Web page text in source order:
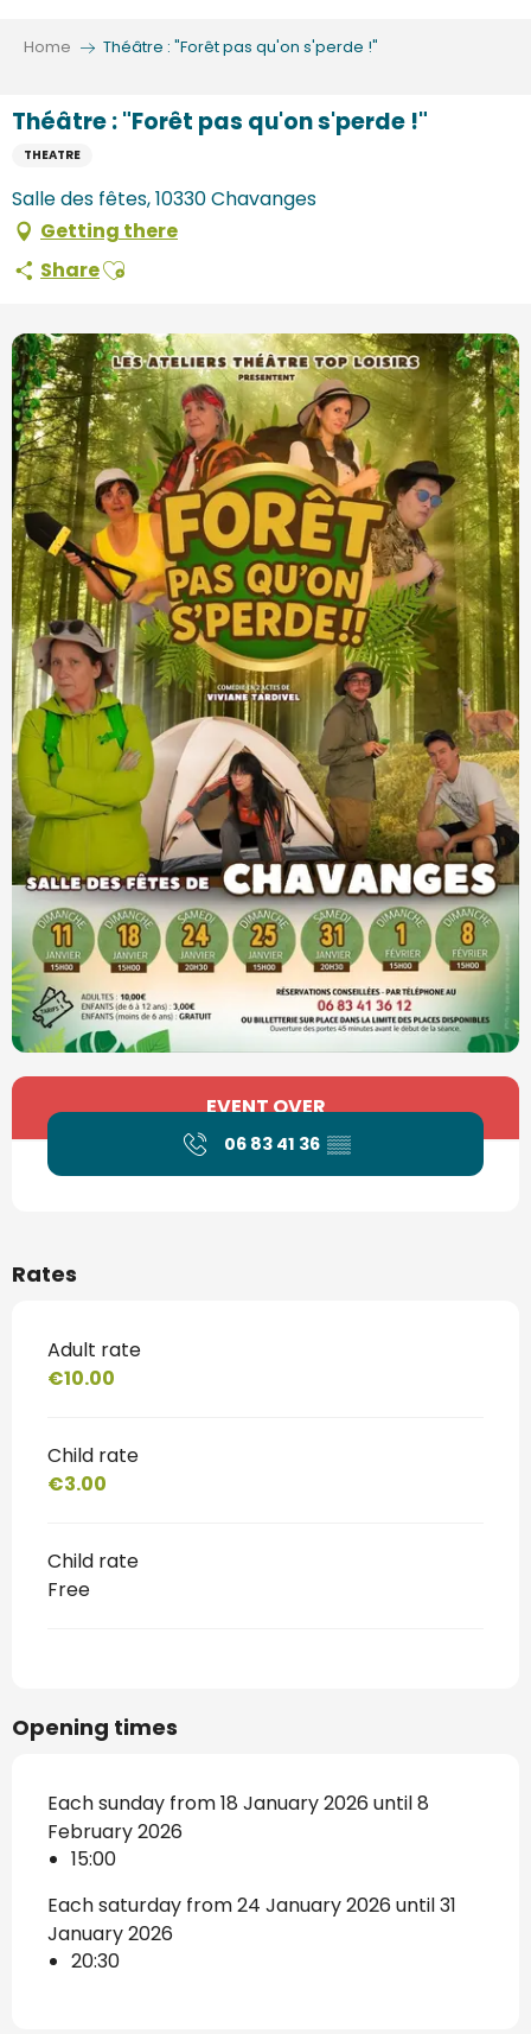
Home Théâtre : "Forêt pas qu'on s'perde !"
Théâtre : "Forêt pas qu'on s'perde !"
THEATRE
Salle des fêtes, 10330 Chavanges
Getting there
ShareAjouter aux favoris
Opening hours & contact details
EVENT OVER
06 83 41 36 ▒▒
Rates
Adult rate
€10.00
Child rate
€3.00
Child rate
Free
Opening times
Each sunday from 18 January 2026 until 8
February 2026
15:00
Each saturday from 24 January 2026 until 31
January 2026
20:30